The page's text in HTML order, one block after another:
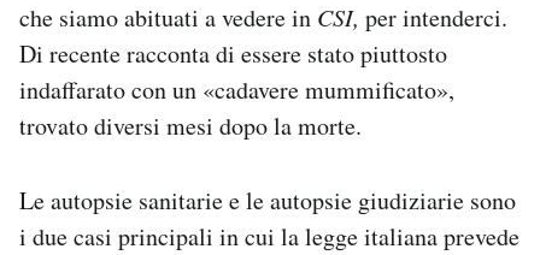
che siamo abituati a vedere in CSI, per intenderci.
Di recente racconta di essere stato piuttosto
indaffarato con un «cadavere mummificato»,
trovato diversi mesi dopo la morte.
Le autopsie sanitarie e le autopsie giudiziarie sono
i due casi principali in cui la legge italiana prevede